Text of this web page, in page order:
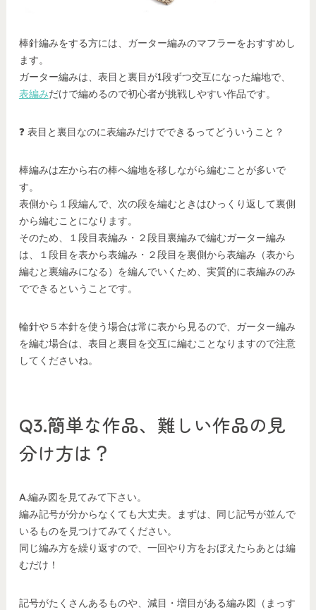
棒針編みをする方には、ガーター編みのマフラーをおすすめし
ます。
ガーター編みは、表目と裏目が1段ずつ交互になった編地で、
表編みだけで編めるので初心者が挑戦しやすい作品です。
❓ 表目と裏目なのに表編みだけでできるってどういうこと？
棒編みは左から右の棒へ編地を移しながら編むことが多いで
す。
表側から１段編んで、次の段を編むときはひっくり返して裏側
から編むことになります。
そのため、１段目表編み・２段目裏編みで編むガーター編み
は、１段目を表から表編み・２段目を裏側から表編み（表から
編むと裏編みになる）を編んでいくため、実質的に表編みのみ
でできるということです。
輪針や５本針を使う場合は常に表から見るので、ガーター編み
を編む場合は、表目と裏目を交互に編むことなりますので注意
してくださいね。
Q3.簡単な作品、難しい作品の見
分け方は？
A.編み図を見てみて下さい。
編み記号が分からなくても大丈夫。まずは、同じ記号が並んで
いるものを見つけてみてください。
同じ編み方を繰り返すので、一回やり方をおぼえたらあとは編
むだけ！
記号がたくさんあるものや、減目・増目がある編み図（まっす